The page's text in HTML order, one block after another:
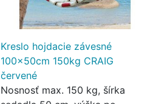
Kreslo hojdacie závesné
100x50cm 150kg CRAIG
červené
Nosnosť max. 150 kg, šírka